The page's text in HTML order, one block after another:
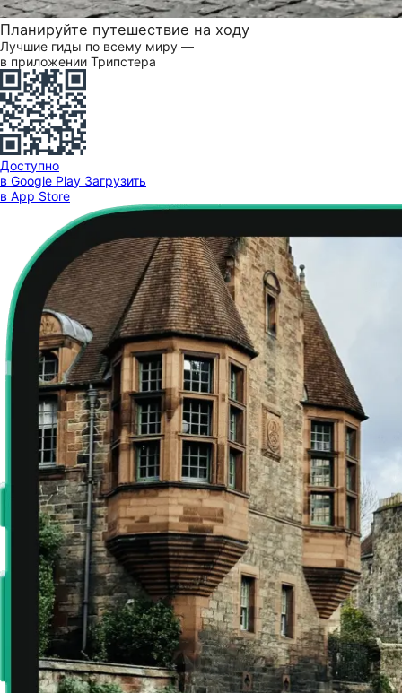
Планируйте путешествие на ходу
Лучшие гиды по всему миру —
в приложении Трипстера
Доступно
в Google Play Загрузить
в App Store